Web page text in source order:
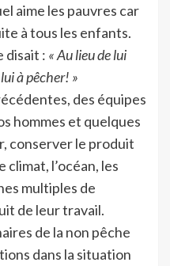
aime les pauvres car
à tous les enfants.
disait : « Au lieu de lui
à pêcher! »
des équipes
hommes et quelques
conserver le produit
l’océan, les
multiples de
de leur travail.
de la non pêche
dans la situation